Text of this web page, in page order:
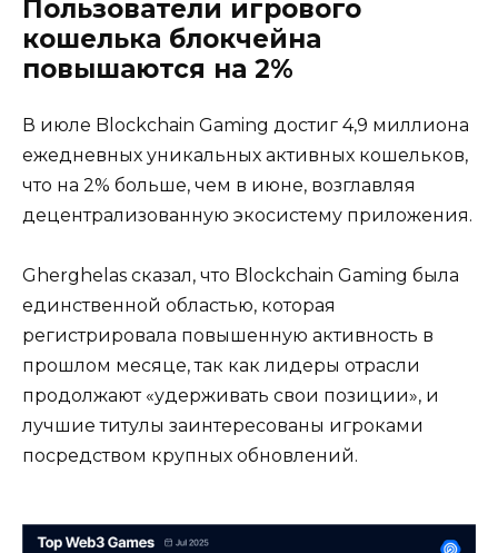
Пользователи игрового
кошелька блокчейна
повышаются на 2%
В июле Blockchain Gaming достиг 4,9 миллиона
ежедневных уникальных активных кошельков,
что на 2% больше, чем в июне, возглавляя
децентрализованную экосистему приложения.
Gherghelas сказал, что Blockchain Gaming была
единственной областью, которая
регистрировала повышенную активность в
прошлом месяце, так как лидеры отрасли
продолжают «удерживать свои позиции», и
лучшие титулы заинтересованы игроками
посредством крупных обновлений.